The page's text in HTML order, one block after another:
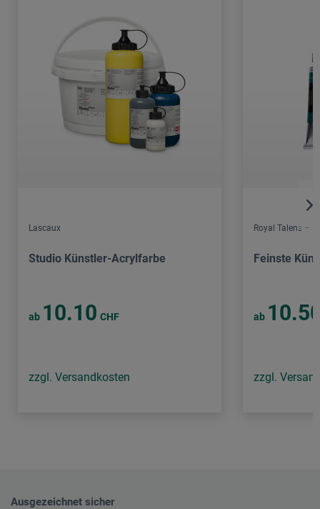
Lascaux
Studio Künstler-Acrylfarbe
ab 10.10 CHF
zzgl. Versandkosten
Royal Talens –
Feinste
ab
zzgl.
Ausgezeichnet sicher